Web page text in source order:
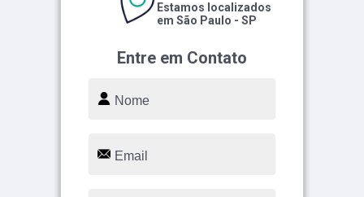
Entre em Contato
Estamos localizados
em São Paulo - SP